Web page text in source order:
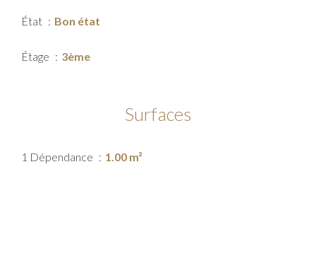
État Bon état
Étage 3ème
Surfaces
1 Dépendance 1.00 m²